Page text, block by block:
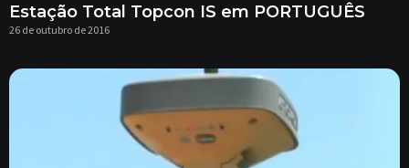
Estação Total Topcon IS em PORTUGUÊS
26 de outubro de 2016